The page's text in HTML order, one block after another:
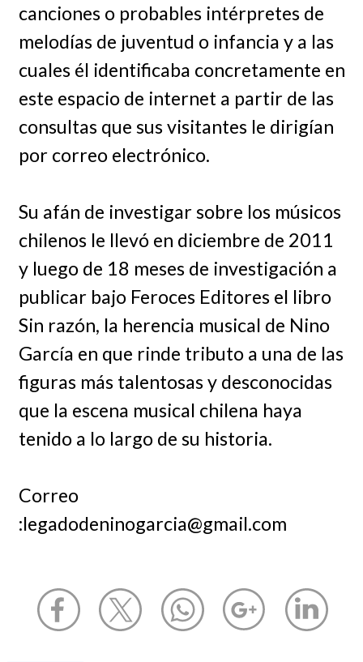
canciones o probables intérpretes de
melodías de juventud o infancia y a las
cuales él identificaba concretamente en
este espacio de internet a partir de las
consultas que sus visitantes le dirigían
por correo electrónico.
Su afán de investigar sobre los músicos
chilenos le llevó en diciembre de 2011
y luego de 18 meses de investigación a
publicar bajo Feroces Editores el libro
Sin razón, la herencia musical de Nino
García en que rinde tributo a una de las
figuras más talentosas y desconocidas
que la escena musical chilena haya
tenido a lo largo de su historia.
Correo
:legadodeninogarcia@gmail.com